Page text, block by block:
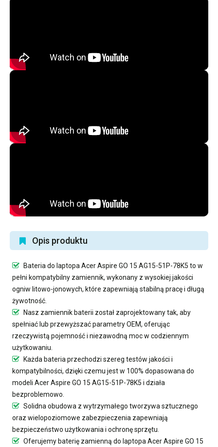
Opis produktu
Bateria do laptopa Acer Aspire GO 15 AG15-51P-78K5 to w
pełni kompatybilny zamiennik, wykonany z wysokiej jakości
ogniw litowo-jonowych, które zapewniają stabilną pracę i długą
żywotność.
Nasz zamiennik baterii został zaprojektowany tak, aby
spełniać lub przewyższać parametry OEM, oferując
rzeczywistą pojemność i niezawodną moc w codziennym
użytkowaniu.
Każda bateria przechodzi szereg testów jakości i
kompatybilności, dzięki czemu jest w 100% dopasowana do
modeli Acer Aspire GO 15 AG15-51P-78K5 i działa
bezproblemowo.
Solidna obudowa z wytrzymałego tworzywa sztucznego
oraz wielopoziomowe zabezpieczenia zapewniają
bezpieczeństwo użytkowania i ochronę sprzętu.
Oferujemybaterię zamienną do laptopa Acer Aspire GO 15